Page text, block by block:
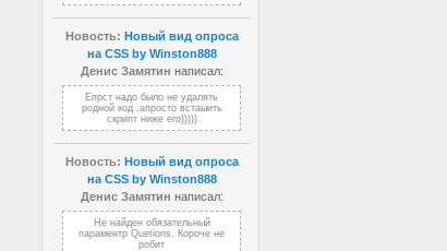
Новость: Новый вид опроса
на CSS by Winston888
Денис Замятин написал:
Епрст надо было не удалять
родной код ,апросто встаыить
скрипт ниже его)))))
Новость: Новый вид опроса
на CSS by Winston888
Денис Замятин написал:
Не найден обязательный
параментр Quetions. Короче не
робит